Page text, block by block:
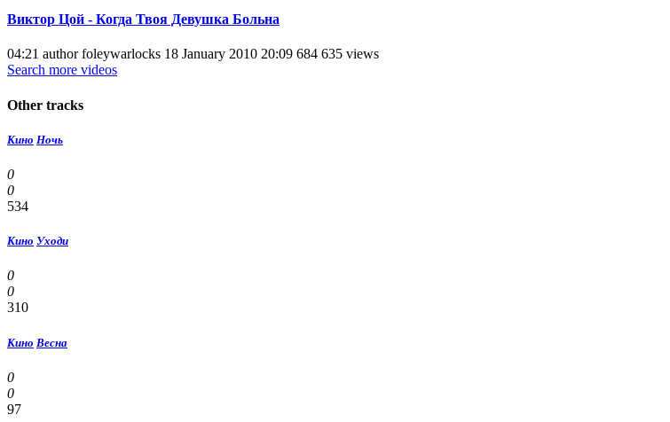
Виктор Цой - Когда Твоя Девушка Больна
04:21 author foleywarlocks 18 January 2010 20:09 684 635 views
Search more videos
Other tracks
Кино Ночь
0
0
534
Кино Уходи
0
0
310
Кино Весна
0
0
97